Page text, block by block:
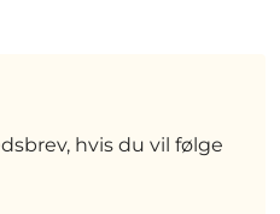
hvis du vil følge